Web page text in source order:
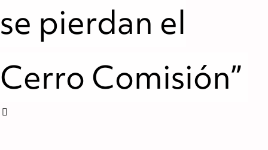
se pierdan el
Cerro Comisión”